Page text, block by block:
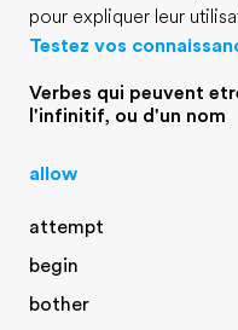
A propos de nous
Qui sommes-nous ?
Rejoignez nos équipes
pour expliquer leur
Testez vos
Verbes qui peuvent
l'infinitif, ou d'un nom
allow
attempt
begin
bother